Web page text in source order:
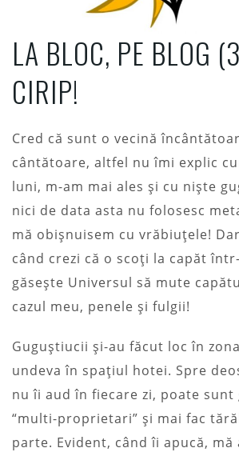
LA BLOC, PE BLOG
CIRIP!
Cred că sunt o vecină
cântătoare, altfel nu îmi explic
luni, m-am mai ales și cu niște
nici de data asta nu folosesc
mă obișnuisem cu vrăbiuțele!
când crezi că o scoți la capăt
găsește Universul să mute
cazul meu, penele și fulgii!
Guguștiucii și-au făcut loc în
undeva în spațiul hotei. Spre
nu îi aud în fiecare zi, poate sunt
“multi-proprietari” și mai fac
parte. Evident, când îi apucă, mă